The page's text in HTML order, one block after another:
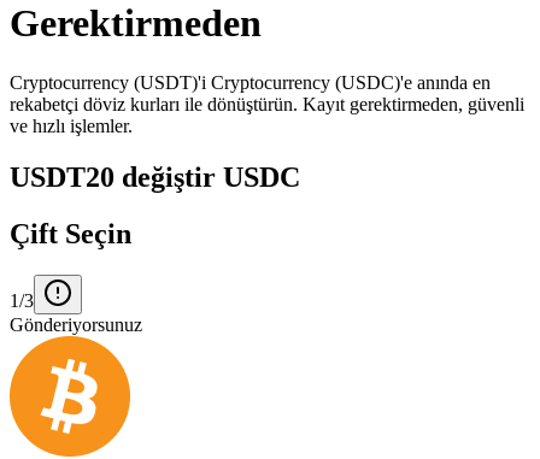
Gerektirmeden
Cryptocurrency (USDT)'i Cryptocurrency (USDC)'e anında en
rekabetçi döviz kurları ile dönüştürün. Kayıt gerektirmeden, güvenli
ve hızlı işlemler.
USDT20 değiştir USDC
Çift Seçin
1/3
Gönderiyorsunuz